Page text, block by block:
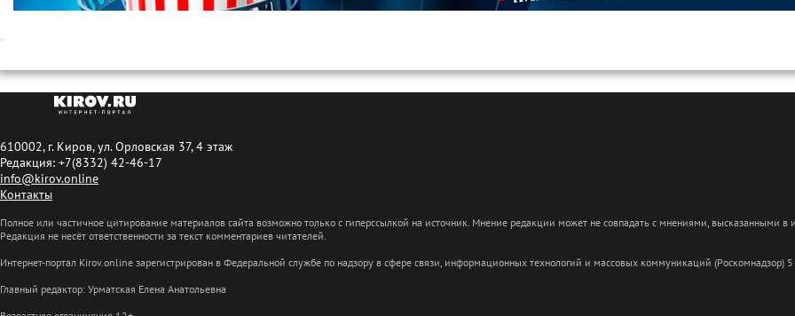
610002, г. Киров, ул. Орловская 37, 4 этаж
Редакция: +7(8332) 42-46-17
info@kirov.online
Контакты
Полное или частичное цитирование материалов сайта возможно только с гиперссылкой на источник. Мнение редакции может не совпадать с мнениями, высказанными
Редакция не несёт ответственности за текст комментариев читателей.
Интернет-портал Kirov.online зарегистрирован в Федеральной службе по надзору в сфере связи, информационных технологий и массовых коммуникаций
Главный редактор: Урматская Елена Анатольевна